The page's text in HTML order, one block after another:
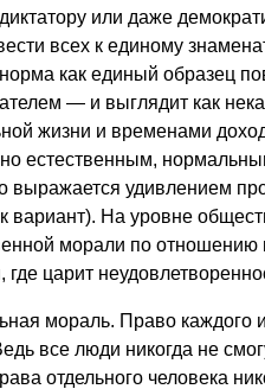
диктатору или даже
всех к единому
как единый образец
— и выглядит как
жизни и временами
естественным,
выражается удивлением
вариант). На уровне
морали по отношению
царит
мораль. Право каждого
все люди никогда не
отдельного человека